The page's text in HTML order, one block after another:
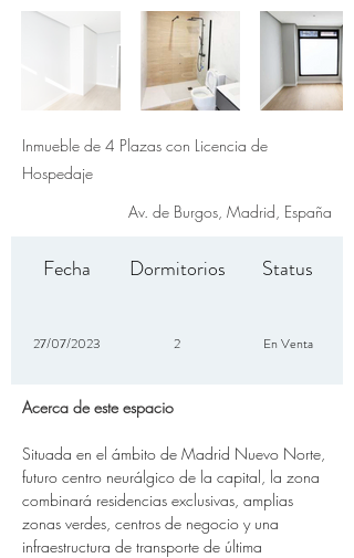
Inmueble de 4 Plazas con Licencia de
Hospedaje
Av. de Burgos, Madrid, España
Fecha Dormitorios Status
27/07/2023 2 En Venta
Acerca de este espacio
Situada en el ámbito de Madrid Nuevo Norte,
futuro centro neurálgico de la capital, la zona
combinará residencias exclusivas, amplias
zonas verdes, centros de negocio y una
infraestructura de transporte de última